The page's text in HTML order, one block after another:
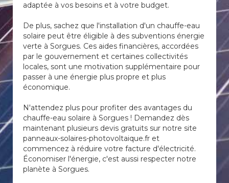
adaptée à vos besoins et à votre budget.
De plus, sachez que l'installation d'un chauffe-eau
solaire peut être éligible à des subventions énergie
verte à Sorgues. Ces aides financières, accordées
par le gouvernement et certaines collectivités
locales, sont une motivation supplémentaire pour
passer à une énergie plus propre et plus
économique.
N'attendez plus pour profiter des avantages du
chauffe-eau solaire à Sorgues ! Demandez dès
maintenant plusieurs devis gratuits sur notre site
panneaux-solaires-photovoltaique.fr et
commencez à réduire votre facture d'électricité.
Économiser l'énergie, c'est aussi respecter notre
planète à Sorgues.